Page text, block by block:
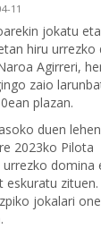
11
jokatu
hiru urrezko
Agirreri,
zaio
plazan.
duen
2023ko Pilota
urrezko domina
eskuratu
jokalari